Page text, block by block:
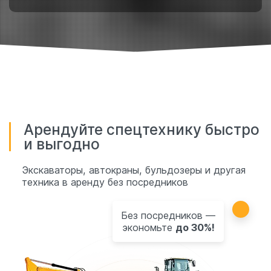
Арендуйте спецтехнику быстро
и выгодно
Экскаваторы, автокраны, бульдозеры и другая
техника в аренду без посредников
Без посредников —
экономьте до 30%!